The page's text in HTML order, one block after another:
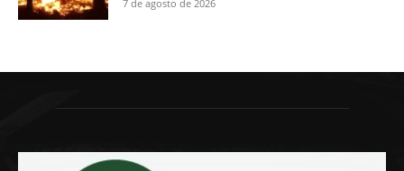
7 de agosto de 2026